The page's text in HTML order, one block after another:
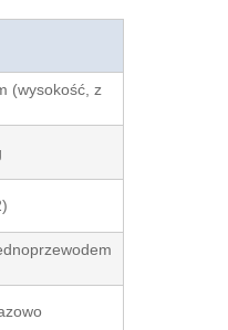
(wysokość, z